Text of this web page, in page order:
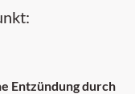
Entzündung durch